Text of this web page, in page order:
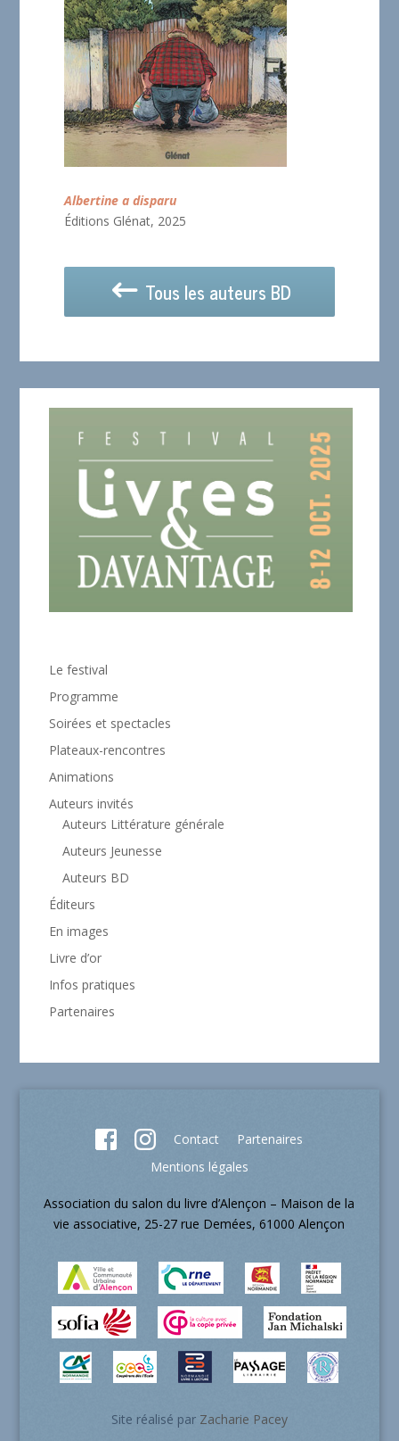
Albertine a disparu
Éditions Glénat, 2025
Tous les auteurs BD
Le festival
Programme
Soirées et spectacles
Plateaux-rencontres
Animations
Auteurs invités
Auteurs Littérature générale
Auteurs Jeunesse
Auteurs BD
Éditeurs
En images
Livre d’or
Infos pratiques
Partenaires
Contact
Partenaires
Mentions légales
Association du salon du livre d’Alençon – Maison de la
vie associative, 25-27 rue Demées, 61000 Alençon
Site réalisé par Zacharie Pacey